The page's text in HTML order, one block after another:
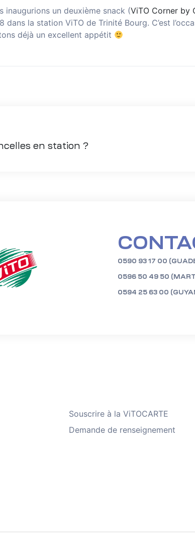
inaugurions un deuxième snack (ViTO Corner by
dans la station ViTO de Trinité Bourg. C’est
déjà un excellent appétit
en station ?
0590 93 17 00
0596 50 49 50
0594 25 63 00
Souscrire à la ViTOCARTE
Demande de renseignement